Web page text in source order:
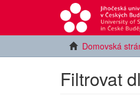
Domovská
Filtrovat